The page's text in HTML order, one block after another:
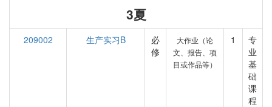
3夏
209002 生产实习B
必
修
大作业（论
文、报告、项
目或作品等）
1
专
业
基
础
课
程